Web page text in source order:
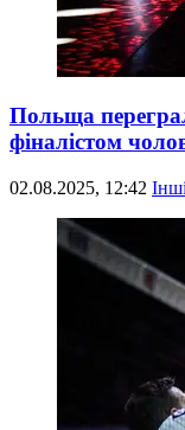
Польща
фіналістом
02.08.2025, 12:42